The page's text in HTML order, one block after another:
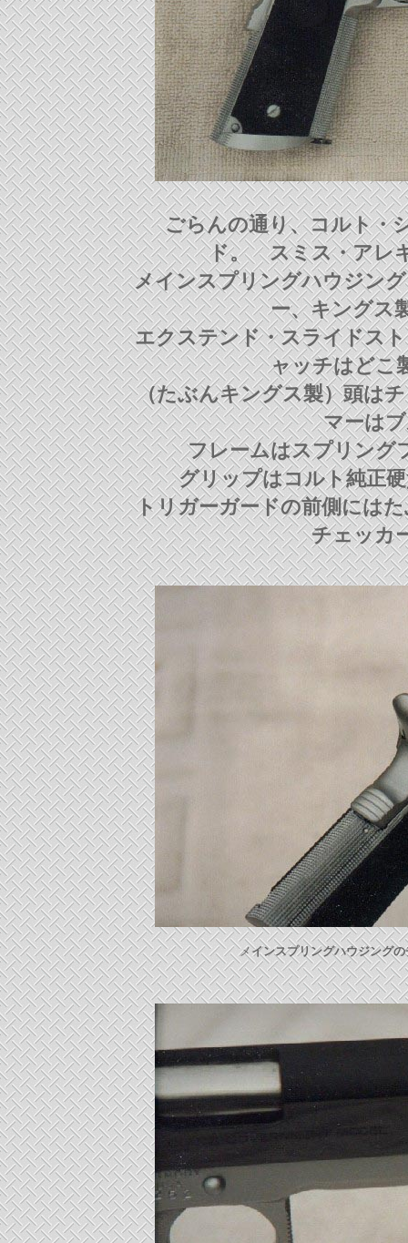
ごらんの通り、コルト・
ド。 スミス・アレ
メインスプリングハウジン
ー、キングス
エクステンド・スライドス
ャッチはどこ
（たぶんキングス製）頭は
マーは
フレームはスプリン
グリップはコルト純正
トリガーガードの前側には
チェッカ
メインスプリングハウジング